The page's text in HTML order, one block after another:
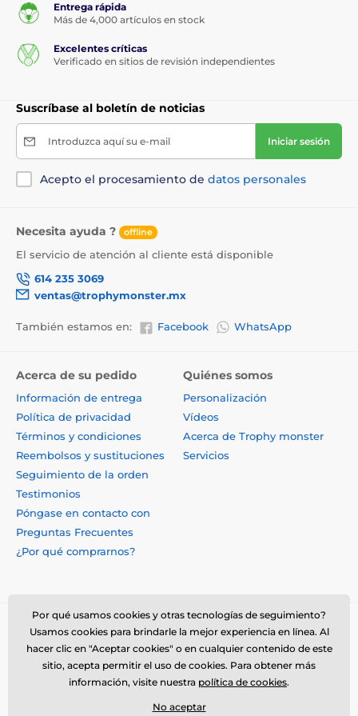
Entrega rápida
Más de 4,000 artículos en stock
Excelentes críticas
Verificado en sitios de revisión independientes
Suscríbase al boletín de noticias
Introduzca aquí su e-mail Iniciar sesión
Acepto el procesamiento de datos personales
Necesita ayuda ? offline
El servicio de atención al cliente está disponible
614 235 3069
ventas@trophymonster.mx
También estamos en: Facebook WhatsApp
Acerca de su pedido
Información de entrega
Política de privacidad
Términos y condiciones
Reembolsos y sustituciones
Seguimiento de la orden
Testimonios
Póngase en contacto con
Preguntas Frecuentes
¿Por qué comprarnos?
Quiénes somos
Personalización
Vídeos
Acerca de Trophy monster
Servicios
Por qué usamos cookies y otras tecnologías de seguimiento?
Usamos cookies para brindarle la mejor experiencia en línea. Al
hacer clic en "Aceptar cookies" o en cualquier contenido de este
sitio, acepta permitir el uso de cookies. Para obtener más
información, visite nuestra política de cookies.
No aceptar